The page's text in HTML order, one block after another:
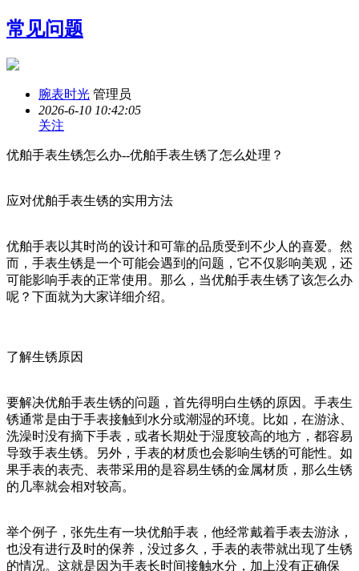
常见问题
腕表时光 管理员
2026-6-10 10:42:05
关注
优舶手表生锈怎么办--优舶手表生锈了怎么处理？
应对优舶手表生锈的实用方法
优舶手表以其时尚的设计和可靠的品质受到不少人的喜爱。然
而，手表生锈是一个可能会遇到的问题，它不仅影响美观，还
可能影响手表的正常使用。那么，当优舶手表生锈了该怎么办
呢？下面就为大家详细介绍。
了解生锈原因
要解决优舶手表生锈的问题，首先得明白生锈的原因。手表生
锈通常是由于手表接触到水分或潮湿的环境。比如，在游泳、
洗澡时没有摘下手表，或者长期处于湿度较高的地方，都容易
导致手表生锈。另外，手表的材质也会影响生锈的可能性。如
果手表的表壳、表带采用的是容易生锈的金属材质，那么生锈
的几率就会相对较高。
举个例子，张先生有一块优舶手表，他经常戴着手表去游泳，
也没有进行及时的保养，没过多久，手表的表带就出现了生锈
的情况。这就是因为手表长时间接触水分，加上没有正确保